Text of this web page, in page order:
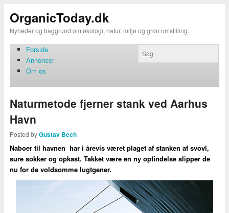
OrganicToday.dk
Nyheder og baggrund om økologi, natur, miljø og grøn omstilling.
Forside
Annoncer
Om os
Naturmetode fjerner stank ved Aarhus
Havn
Posted byGustav Bech
Naboer til havnen har i årevis været plaget af stanken af svovl,
sure sokker og opkast. Takket være en ny opfindelse slipper de
nu for de voldsomme lugtgener.